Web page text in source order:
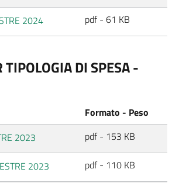
2024 pdf - 61 KB
DI SPESA -
Formato - Peso
2023
pdf - 153 KB
2023 pdf - 110 KB